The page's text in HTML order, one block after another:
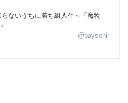
ないうちに勝ち組人生～「魔物
@baysehir